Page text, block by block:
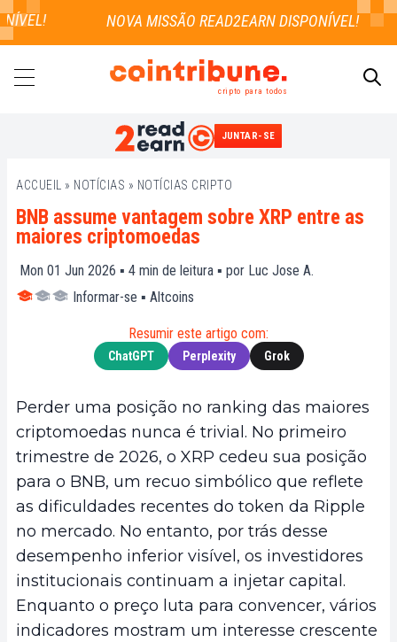
cripto para todos
JUNTAR-SE
ACCUEIL » NOTÍCIAS » NOTÍCIAS CRIPTO
BNB assume vantagem sobre XRP entre as
maiores criptomoedas
Mon 01 Jun 2026 ▪ 4 min de leitura ▪ por Luc Jose A.
Informar-se ▪ Altcoins
Resumir este artigo com:
ChatGPT Perplexity Grok
Perder uma posição no ranking das maiores
criptomoedas nunca é trivial. No primeiro
trimestre de 2026, o XRP cedeu sua posição
para o BNB, um recuo simbólico que reflete
as dificuldades recentes do token da Ripple
no mercado. No entanto, por trás desse
desempenho inferior visível, os investidores
institucionais continuam a injetar capital.
Enquanto o preço luta para convencer, vários
indicadores mostram um interesse crescente